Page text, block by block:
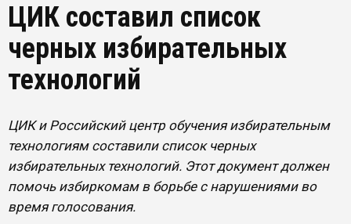
ЦИК составил список
черных избирательных
технологий
ЦИК и Российский центр обучения избирательным
технологиям составили список черных
избирательных технологий. Этот документ должен
помочь избиркомам в борьбе с нарушениями во
время голосования.